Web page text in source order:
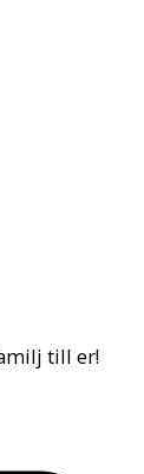
till er!